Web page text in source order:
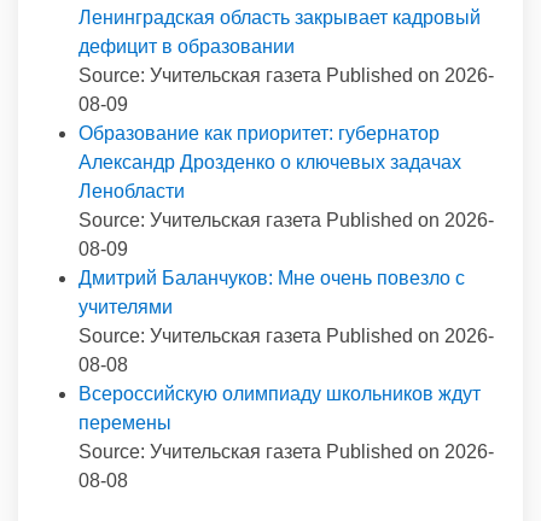
Ленинградская область закрывает кадровый
дефицит в образовании
Source: Учительская газета Published on 2026-
08-09
Образование как приоритет: губернатор
Александр Дрозденко о ключевых задачах
Ленобласти
Source: Учительская газета Published on 2026-
08-09
Дмитрий Баланчуков: Мне очень повезло с
учителями
Source: Учительская газета Published on 2026-
08-08
Всероссийскую олимпиаду школьников ждут
перемены
Source: Учительская газета Published on 2026-
08-08